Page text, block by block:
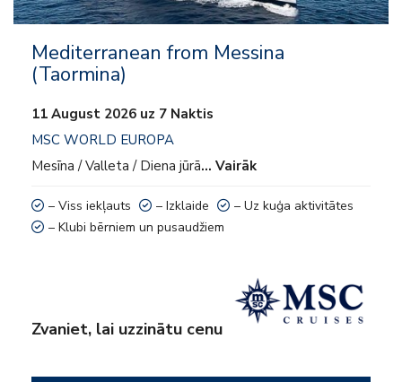
Mediterranean from Messina
(Taormina)
11 August 2026 uz 7 Naktis
MSC WORLD EUROPA
Mesīna / Valleta / Diena jūrā… Vairāk
– Viss iekļauts – Izklaide
– Uz kuģa aktivitātes
– Klubi bērniem un pusaudžiem
Zvaniet, lai uzzinātu cenu